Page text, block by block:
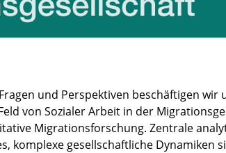
und Perspektiven beschäftigen
von Sozialer Arbeit in der
Migrationsforschung. Zentrale
komplexe gesellschaftliche